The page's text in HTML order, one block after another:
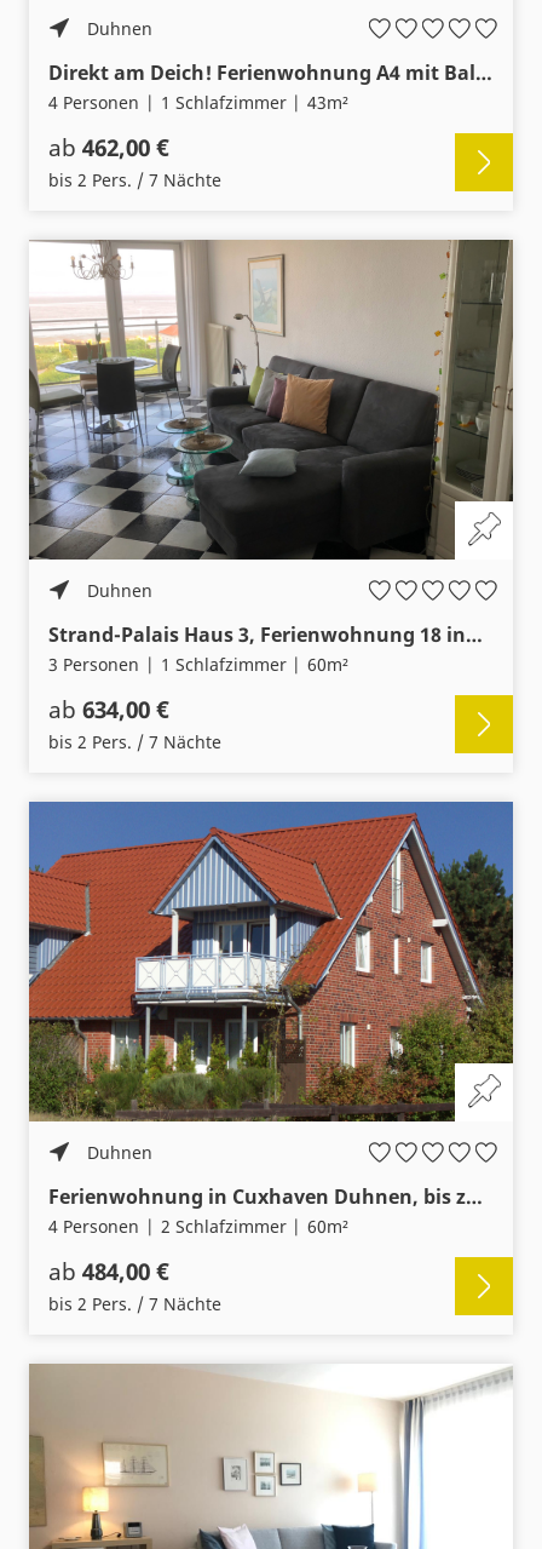
Duhnen
Direkt am Deich! Ferienwohnung A4 mit Balkon, 250m zum Strand
4 Personen 1 Schlafzimmer 43m²
ab 462,00 €
bis 2 Pers. / 7 Nächte
Duhnen
Strand-Palais Haus 3, Ferienwohnung 18 inkl. Strandkorb u. Meerblick
3 Personen 1 Schlafzimmer 60m²
ab 634,00 €
bis 2 Pers. / 7 Nächte
Duhnen
Ferienwohnung in Cuxhaven Duhnen, bis zu 4 Personen, 2 separate Schlafzimmer, ruhige Lage
4 Personen 2 Schlafzimmer 60m²
ab 484,00 €
bis 2 Pers. / 7 Nächte